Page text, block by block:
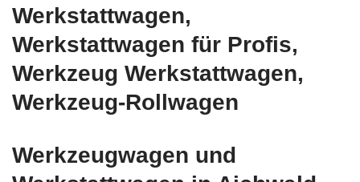
Werkstattwagen,
Werkstattwagen für Profis,
Werkzeug Werkstattwagen,
Werkzeug-Rollwagen
Werkzeugwagen und